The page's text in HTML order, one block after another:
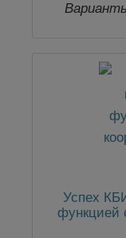
Успех
функцией